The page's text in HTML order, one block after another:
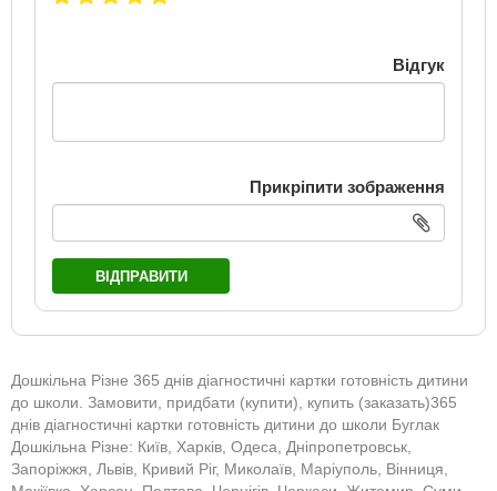
Відгук
Прикріпити зображення
ВІДПРАВИТИ
Дошкільна Різне 365 днів діагностичні картки готовність дитини
до школи. Замовити, придбати (купити), купить (заказать)365
днів діагностичні картки готовність дитини до школи Буглак
Дошкільна Різне: Київ, Харків, Одеса, Дніпропетровськ,
Запоріжжя, Львів, Кривий Ріг, Миколаїв, Маріуполь, Вінниця,